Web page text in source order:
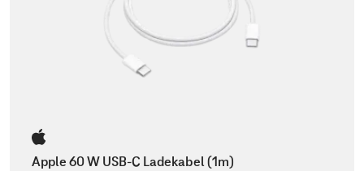
Apple 60 W USB-C Ladekabel (1m)